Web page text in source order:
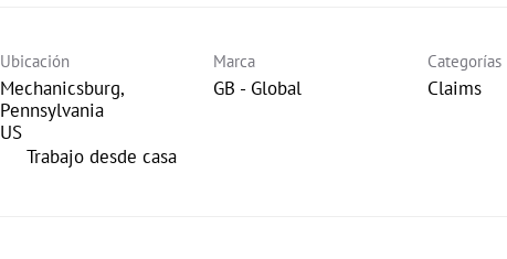
Ubicación
Mechanicsburg,
Pennsylvania
inicio
Trabajo desde casa
Marca
GB - Global
Categorías
Claims